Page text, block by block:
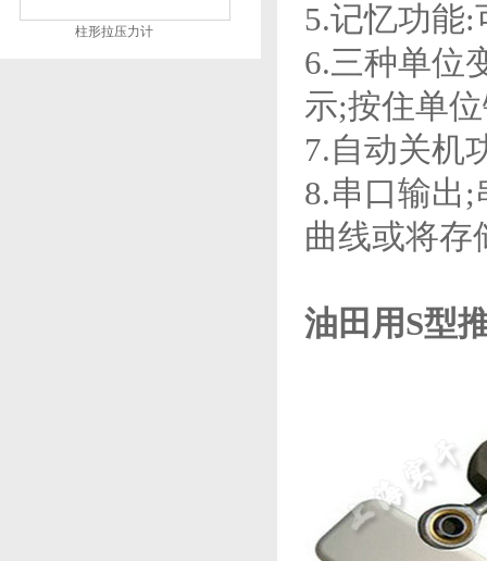
柱形拉压力计
5.记忆功能:
6.三种单位
示;按住单
7.自动关机
8.串口输出;
曲线或将存
油田用S型